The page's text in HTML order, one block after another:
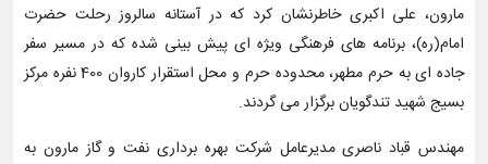
مارون، علی اکبری خاطرنشان کرد که در آستانه سالروز رحلت حضرت
امام(ره)، برنامه های فرهنگی ویژه ای پیش بینی شده که در مسیر سفر
جاده ای به حرم مطهر، محدوده حرم و محل استقرار کاروان 400 نفره مرکز
بسیج شهید تندگویان برگزار می گردند.
مهندس قباد ناصری مدیرعامل شرکت بهره برداری نفت و گاز مارون به